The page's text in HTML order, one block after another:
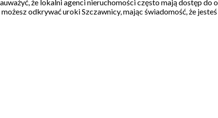
że lokalni agenci nieruchomości często mają dostęp do
odkrywać uroki Szczawnicy, mając świadomość, że